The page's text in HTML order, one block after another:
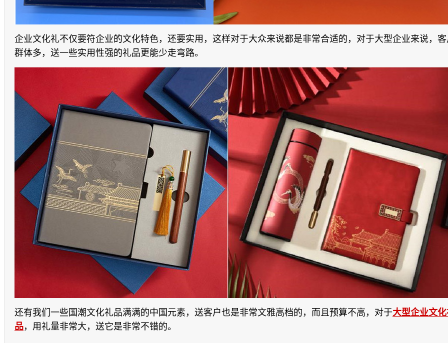
企业文化礼不仅要符企业的文化特色，还要实用，这样对于大众来说都是非常合适的，对于大型企业来说，
群体多，送一些实用性强的礼品更能少走弯路。
还有我们一些国潮文化礼品满满的中国元素，送客户也是非常文雅高档的，而且预算不高，对于大型企业文
品，用礼量非常大，送它是非常不错的。